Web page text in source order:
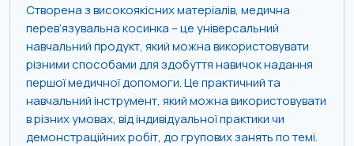
Створена з високоякісних матеріалів, медична
перев’язувальна косинка – це універсальний
навчальний продукт, який можна використовувати
різними способами для здобуття навичок надання
першої медичної допомоги. Це практичний та
навчальний інструмент, який можна використовувати
в різних умовах, від індивідуальної практики чи
демонстраційних робіт, до групових занять по темі.